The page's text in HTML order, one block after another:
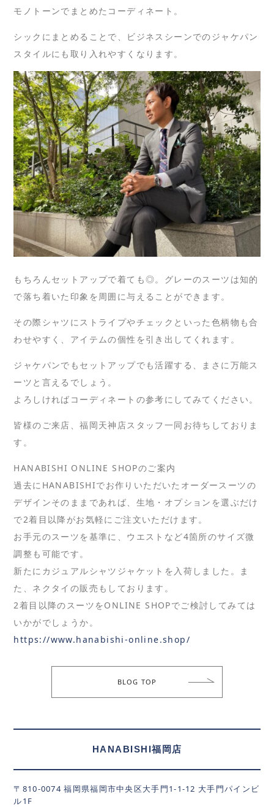
モノトーンでまとめたコーディネート。
シックにまとめることで、ビジネスシーンでのジャケパン
スタイルにも取り入れやすくなります。
もちろんセットアップで着ても◎。グレーのスーツは知的
で落ち着いた印象を周囲に与えることができます。
その際シャツにストライプやチェックといった色柄物も合
わせやすく、アイテムの個性を引き出してくれます。
ジャケパンでもセットアップでも活躍する、まさに万能ス
ーツと言えるでしょう。
よろしければコーディネートの参考にしてみてください。
皆様のご来店、福岡天神店スタッフ一同お待ちしておりま
す。
HANABISHI ONLINE SHOPのご案内
過去にHANABISHIでお作りいただいたオーダースーツの
デザインそのままであれば、生地・オプションを選ぶだけ
で2着目以降がお気軽にご注文いただけます。
お手元のスーツを基準に、ウエストなど4箇所のサイズ微
調整も可能です。
新たにカジュアルシャツジャケットを入荷しました。ま
た、ネクタイの販売もしております。
2着目以降のスーツをONLINE SHOPでご検討してみては
いかがでしょうか。
https://www.hanabishi-online.shop/
BLOG TOP
HANABISHI福岡店
〒810-0074 福岡県福岡市中央区大手門1-1-12 大手門パインビ
ル1F